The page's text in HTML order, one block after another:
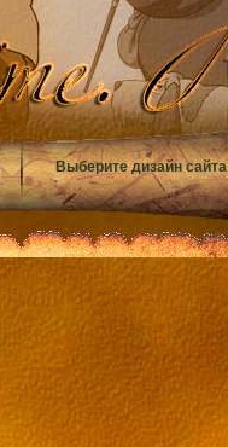
Выберите дизайн сайта